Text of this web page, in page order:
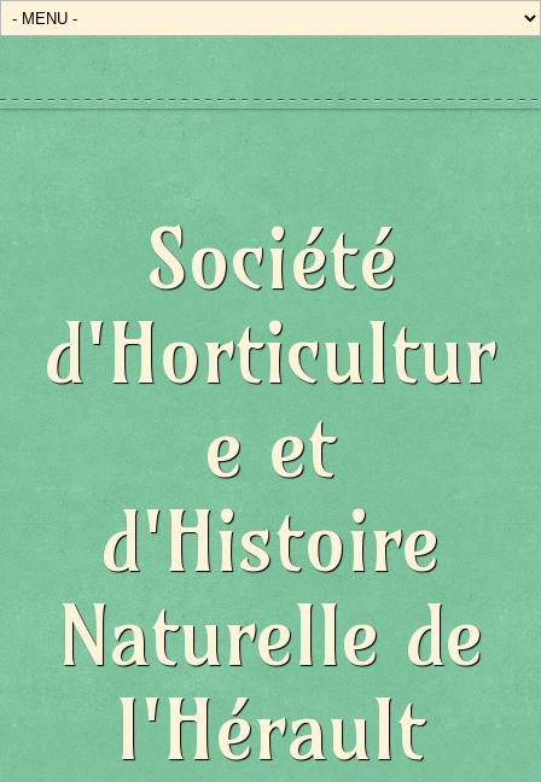
Société
d'Horticultur
e et
d'Histoire
Naturelle de
l'Hérault